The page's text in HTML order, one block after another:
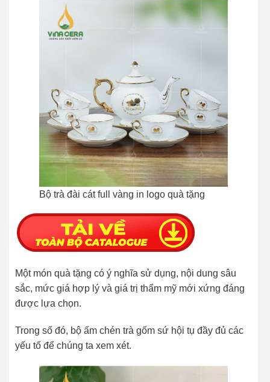
Bộ trà đài cát full vàng in logo quà tặng
Một món quà tặng có ý nghĩa sử dụng, nội dung sâu
sắc, mức giá hợp lý và giá trị thẩm mỹ mới xứng đáng
được lựa chọn.
Trong số đó, bộ ấm chén trà gốm sứ hội tụ đầy đủ các
yếu tố để chúng ta xem xét.